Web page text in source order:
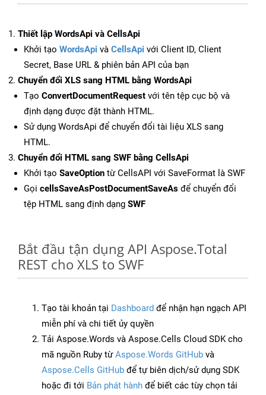
Thiết lập WordsApi và CellsApi
Khởi tạo WordsApi và CellsApi với Client ID, Client
Secret, Base URL & phiên bản API của bạn
Chuyển đổi XLS sang HTML bằng WordsApi
Tạo ConvertDocumentRequest với tên tệp cục bộ và
định dạng được đặt thành HTML.
Sử dụng WordsApi để chuyển đổi tài liệu XLS sang
HTML.
Chuyển đổi HTML sang SWF bằng CellsApi
Khởi tạo SaveOption từ CellsAPI với SaveFormat là SWF
Gọi cellsSaveAsPostDocumentSaveAs để chuyển đổi
tệp HTML sang định dạng SWF
Bắt đầu tận dụng API Aspose.Total
REST cho XLS to SWF
Tạo tài khoản tại Dashboard để nhận hạn ngạch API
miễn phí và chi tiết ủy quyền
Tải Aspose.Words và Aspose.Cells Cloud SDK cho
mã nguồn Ruby từAspose.Words GitHub và
Aspose.Cells GitHub để tự biên dịch/sử dụng SDK
hoặc đi tới Bản phát hành để biết các tùy chọn tải